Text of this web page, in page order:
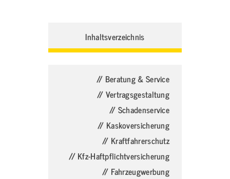
Inhaltsverzeichnis
// Beratung & Service
// Vertragsgestaltung
// Schadenservice
// Kaskoversicherung
// Kraftfahrerschutz
// Kfz-Haftpflichtversicherung
// Fahrzeugwerbung